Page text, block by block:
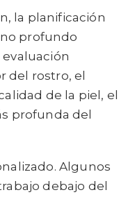
la planificación
profundo
del rostro, el
de la piel, el
profunda del
Algunos
debajo del